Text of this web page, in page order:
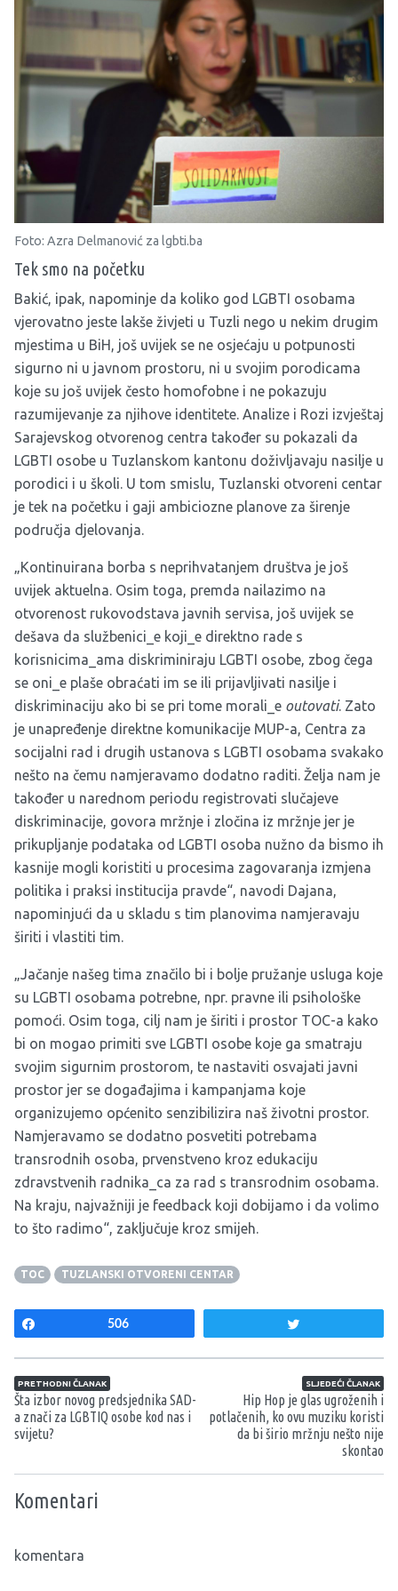
Foto: Azra Delmanović za lgbti.ba
Tek smo na početku
Bakić, ipak, napominje da koliko god LGBTI osobama
vjerovatno jeste lakše živjeti u Tuzli nego u nekim drugim
mjestima u BiH, još uvijek se ne osjećaju u potpunosti
sigurno ni u javnom prostoru, ni u svojim porodicama
koje su još uvijek često homofobne i ne pokazuju
razumijevanje za njihove identitete. Analize i Rozi izvještaj
Sarajevskog otvorenog centra također su pokazali da
LGBTI osobe u Tuzlanskom kantonu doživljavaju nasilje u
porodici i u školi. U tom smislu, Tuzlanski otvoreni centar
je tek na početku i gaji ambiciozne planove za širenje
područja djelovanja.
„Kontinuirana borba s neprihvatanjem društva je još
uvijek aktuelna. Osim toga, premda nailazimo na
otvorenost rukovodstava javnih servisa, još uvijek se
dešava da službenici_e koji_e direktno rade s
korisnicima_ama diskriminiraju LGBTI osobe, zbog čega
se oni_e plaše obraćati im se ili prijavljivati nasilje i
diskriminaciju ako bi se pri tome morali_e outovati. Zato
je unapređenje direktne komunikacije MUP-a, Centra za
socijalni rad i drugih ustanova s LGBTI osobama svakako
nešto na čemu namjeravamo dodatno raditi. Želja nam je
također u narednom periodu registrovati slučajeve
diskriminacije, govora mržnje i zločina iz mržnje jer je
prikupljanje podataka od LGBTI osoba nužno da bismo ih
kasnije mogli koristiti u procesima zagovaranja izmjena
politika i praksi institucija pravde“, navodi Dajana,
napominjući da u skladu s tim planovima namjeravaju
širiti i vlastiti tim.
„Jačanje našeg tima značilo bi i bolje pružanje usluga koje
su LGBTI osobama potrebne, npr. pravne ili psihološke
pomoći. Osim toga, cilj nam je širiti i prostor TOC-a kako
bi on mogao primiti sve LGBTI osobe koje ga smatraju
svojim sigurnim prostorom, te nastaviti osvajati javni
prostor jer se događajima i kampanjama koje
organizujemo općenito senzibilizira naš životni prostor.
Namjeravamo se dodatno posvetiti potrebama
transrodnih osoba, prvenstveno kroz edukaciju
zdravstvenih radnika_ca za rad s transrodnim osobama.
Na kraju, najvažniji je feedback koji dobijamo i da volimo
to što radimo“, zaključuje kroz smijeh.
TOC TUZLANSKI OTVORENI CENTAR
506
Navigacija članaka
PRETHODNI ČLANAK
Šta izbor novog predsjednika SAD-
a znači za LGBTIQ osobe kod nas i
svijetu?
SLJEDEĆI ČLANAK
Hip Hop je glas ugroženih i
potlačenih, ko ovu muziku koristi
da bi širio mržnju nešto nije
skontao
Komentari
komentara